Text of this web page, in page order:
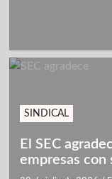
SINDICAL
El SEC
empresas con